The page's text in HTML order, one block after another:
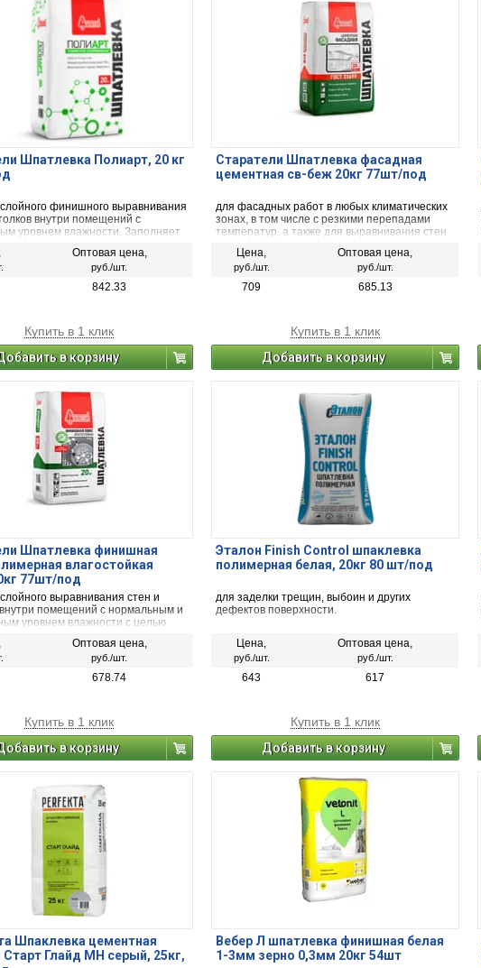
Шпатлевка Полиарт, 20 кг
финишного выравнивания
внутри помещений с
уровнем влажности. Заполняет
ультратонким слоем («на
стыков ГКЛ, ГВЛ с
армирующей ленты,
Оптовая цена,
руб./шт.
842.33
Купить в 1 клик
в корзину
Старатели Шпатлевка фасадная
цементная св-беж 20кг 77шт/под
для фасадных работ в любых климатических
зонах, в том числе с резкими перепадами
температур, а также для выравнивания стен
помещений, особенно влажных
и неотапливаемых.
Цена,
руб./шт.
Оптовая цена,
руб./шт.
709 685.13
Купить в 1 клик
Добавить в корзину
Шпатлевка финишная
влагостойкая
77шт/под
выравнивания стен и
помещений с нормальным и
уровнем влажности с целью
под последующую окраску,
обоями и другие виды
покрытий.
Оптовая цена,
руб./шт.
678.74
Купить в 1 клик
в корзину
Эталон Finish Control шпаклевка
полимерная белая, 20кг 80 шт/под
для заделки трещин, выбоин и других
дефектов поверхности.
Цена,
руб./шт.
Оптовая цена,
руб./шт.
643 617
Купить в 1 клик
Добавить в корзину
Шпаклевка цементная
Старт Глайд МН серый, 25кг,
Вебер Л шпатлевка финишная белая
1-3мм зерно 0,3мм 20кг 54шт